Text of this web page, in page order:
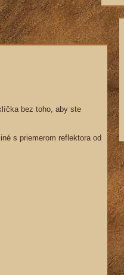
bez toho, aby ste
s priemerom reflektora od